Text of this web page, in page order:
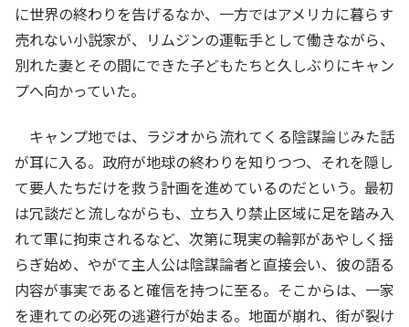
に世界の終わりを告げるなか、一方ではアメリカに暮らす
売れない小説家が、リムジンの運転手として働きながら、
別れた妻とその間にできた子どもたちと久しぶりにキャン
プへ向かっていた。
キャンプ地では、ラジオから流れてくる陰謀論じみた話
が耳に入る。政府が地球の終わりを知りつつ、それを隠し
て要人たちだけを救う計画を進めているのだという。最初
は冗談だと流しながらも、立ち入り禁止区域に足を踏み入
れて軍に拘束されるなど、次第に現実の輪郭があやしく揺
らぎ始め、やがて主人公は陰謀論者と直接会い、彼の語る
内容が事実であると確信を持つに至る。そこからは、一家
を連れての必死の逃避行が始まる。地面が崩れ、街が裂け